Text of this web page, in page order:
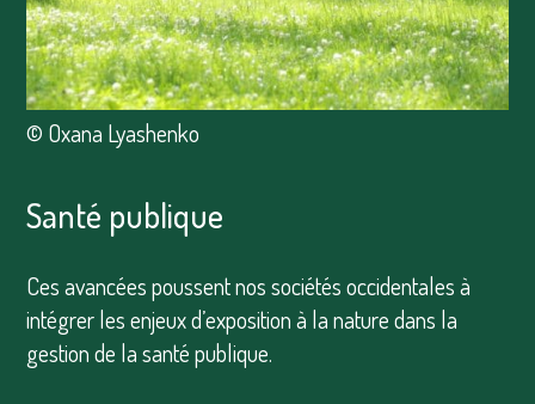
Santé publique
Ces avancées poussent nos sociétés occidentales à
intégrer les enjeux d’exposition à la nature dans la
gestion de la santé publique.
© Oxana Lyashenko